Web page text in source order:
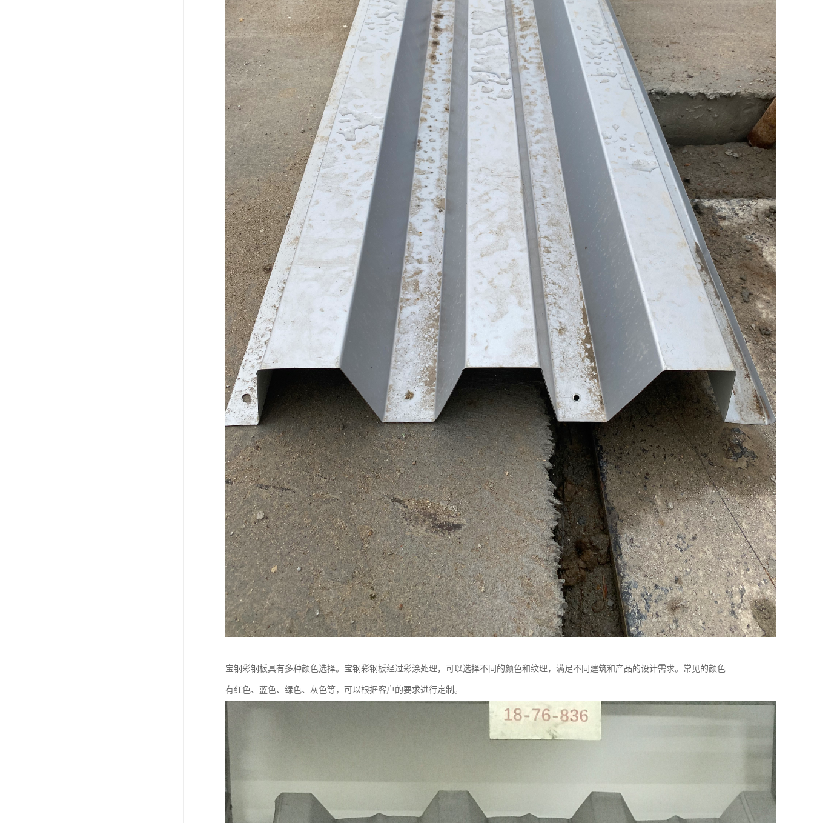
宝钢彩钢板具有多种颜色选择。宝钢彩钢板经过彩涂处理，可以选择不同的颜色和纹理，满足不同建筑和产品的设计需求。常见的颜色
有红色、蓝色、绿色、灰色等，可以根据客户的要求进行定制。